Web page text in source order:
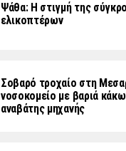
Ψάθα: Η στιγμή της
ελικοπτέρων
Σοβαρό τροχαίο στη
νοσοκομείο με βαριά
αναβάτης μηχανής